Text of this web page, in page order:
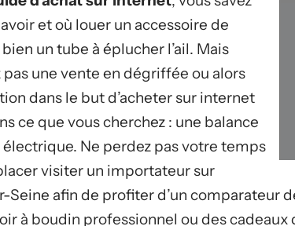
et où louer un accessoire de
un tube à éplucher l’ail. Mais
pas une vente en dégriffée ou alors
dans le but d’acheter sur internet
ce que vous cherchez : une balance
Ne perdez pas votre temps
visiter un importateur sur
Seine afin de profiter d’un comparateur
à boudin professionnel ou des cadeaux